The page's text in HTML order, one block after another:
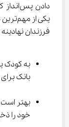
فرزندان نهادینه
بانک
بهتر است
خود را